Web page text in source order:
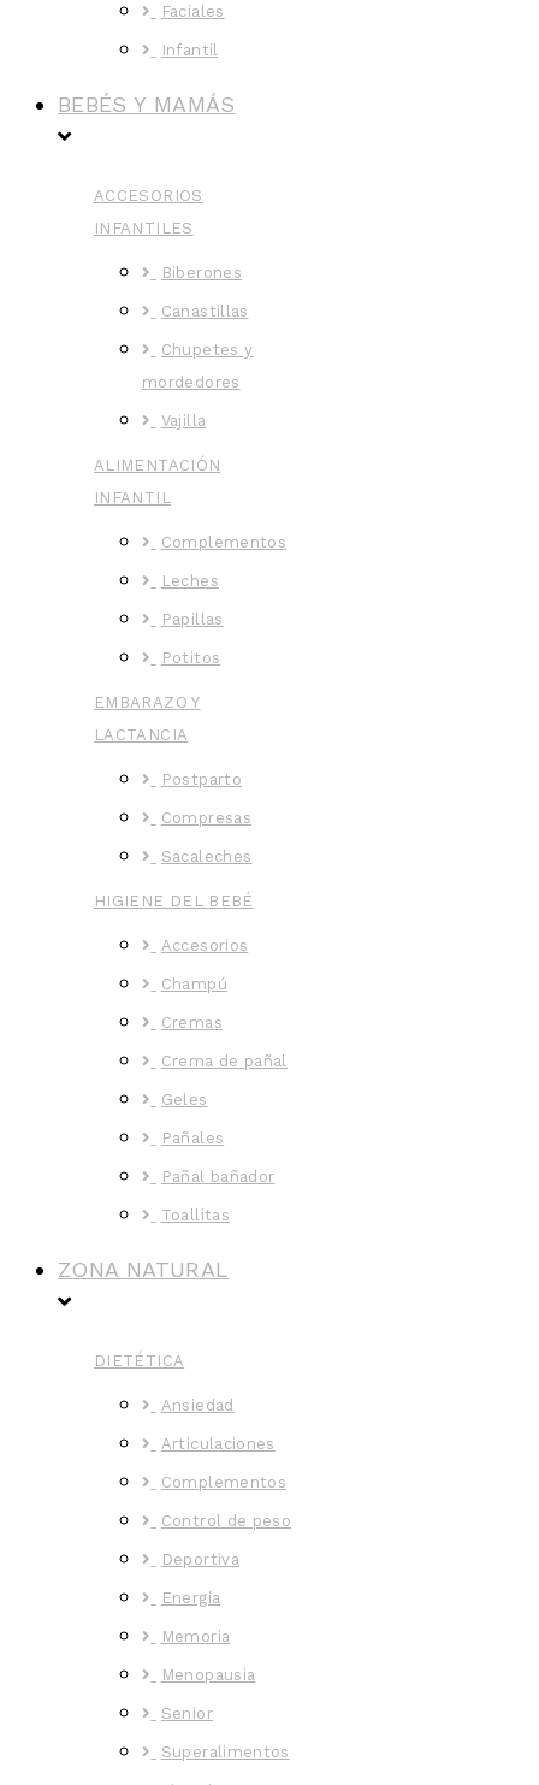
Faciales
Infantil
BEBÉS Y MAMÁS
ACCESORIOS
INFANTILES
Biberones
Canastillas
Chupetes y
mordedores
Vajilla
ALIMENTACIÓN
INFANTIL
Complementos
Leches
Papillas
Potitos
EMBARAZO Y
LACTANCIA
Postparto
Compresas
Sacaleches
HIGIENE DEL BEBÉ
Accesorios
Champú
Cremas
Crema de pañal
Geles
Pañales
Pañal bañador
Toallitas
ZONA NATURAL
DIETÉTICA
Ansiedad
Articulaciones
Complementos
Control de peso
Deportiva
Energía
Memoria
Menopausia
Senior
Superalimentos